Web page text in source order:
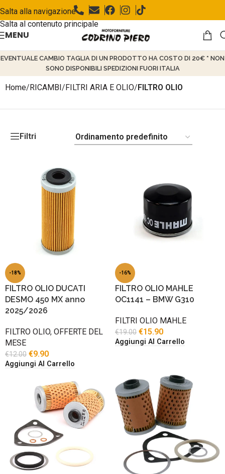
Salta alla navigazione
Salta al contenuto principale
MENU
EVENTUALE CAMBIO TAGLIA DI UN PRODOTTO HA COSTO DI 20€ * NON
SONO DISPONIBILI SPEDIZIONI FUORI ITALIA
Home/RICAMBI/FILTRI ARIA E OLIO/FILTRO OLIO
Filtri
-18%
FILTRO OLIO DUCATI
DESMO 450 MX anno
2025/2026
FILTRO OLIO, OFFERTE DEL
MESE
€12.00 €9.90
Aggiungi Al Carrello
-16%
FILTRO OLIO MAHLE
OC1141 – BMW G310
FILTRI OLIO MAHLE
€19.00 €15.90
Aggiungi Al Carrello